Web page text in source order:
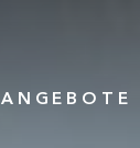
ANGEBOTE